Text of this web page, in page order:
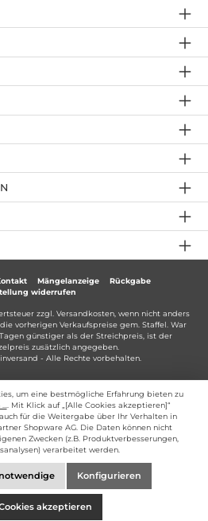
Mängelanzeige
Rückgabe
widerrufen
zzgl. Versandkosten, wenn nicht anders
vorherigen Verkaufspreise gem. Staffel. War
günstiger als der Streichpreis, ist der
zusätzlich angegeben.
- Alle Rechte vorbehalten.
um eine bestmögliche Erfahrung bieten zu
. Mit Klick auf „[Alle Cookies akzeptieren]“
für die Weitergabe über Ihr Verhalten in
Shopware AG. Die Daten können nicht
Zwecken (z.B. Produktverbesserungen,
verarbeitet werden.
Konfigurieren
akzeptieren